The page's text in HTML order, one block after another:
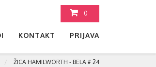
0
KONTAKT PRIJAVA
ŽICA HAMILWORTH - BELA # 24